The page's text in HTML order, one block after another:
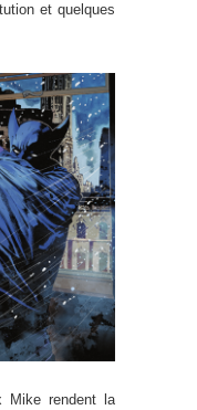
et quelques
Mike rendent la